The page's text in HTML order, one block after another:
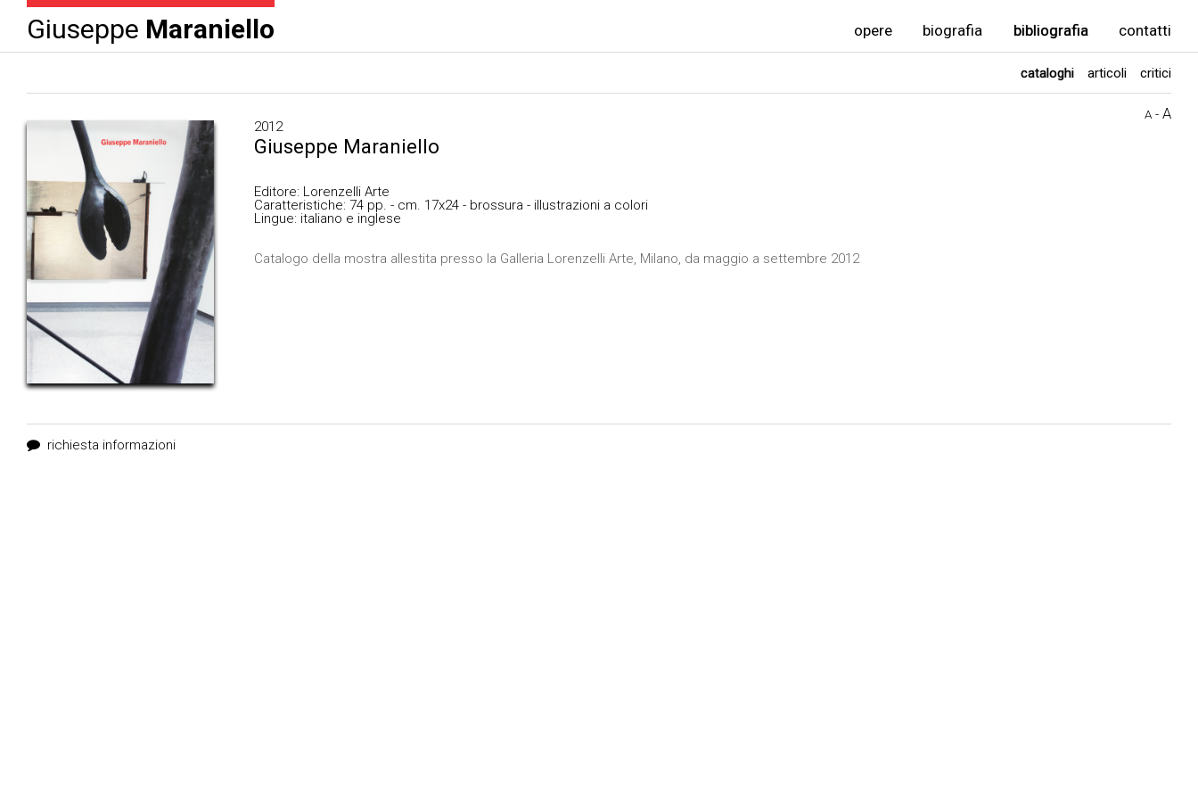
Giuseppe Maraniello opere biografia bibliografia contatti
cataloghi articoli critici
A - A
2012
Giuseppe Maraniello
Editore: Lorenzelli Arte
Caratteristiche: 74 pp. - cm. 17x24 - brossura - illustrazioni a colori
Lingue: italiano e inglese
Catalogo della mostra allestita presso la Galleria Lorenzelli Arte, Milano, da maggio a settembre 2012
richiesta informazioni